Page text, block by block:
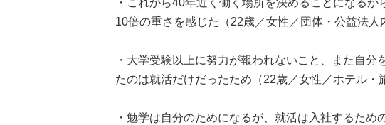
・これから40年近く働く場所を決めることになる
10倍の重さを感じた（22歳／女性／団体・公益法人
・大学受験以上に努力が報われないこと、また自
たのは就活だけだったため（22歳／女性／ホテル・
・勉学は自分のためになるが、就活は入社するた